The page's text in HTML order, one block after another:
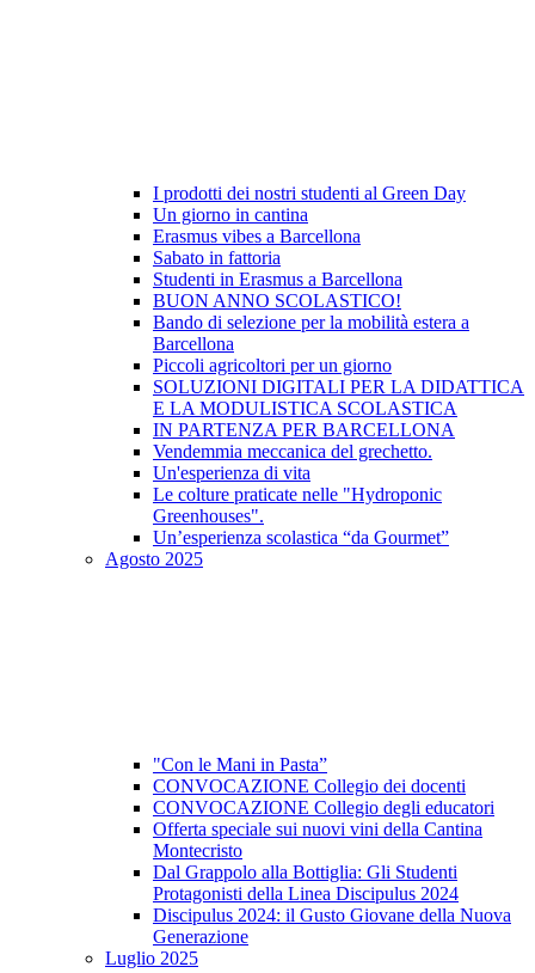
I prodotti dei nostri studenti al Green Day
Un giorno in cantina
Erasmus vibes a Barcellona
Sabato in fattoria
Studenti in Erasmus a Barcellona
BUON ANNO SCOLASTICO!
Bando di selezione per la mobilità estera a
Barcellona
Piccoli agricoltori per un giorno
SOLUZIONI DIGITALI PER LA DIDATTICA
E LA MODULISTICA SCOLASTICA
IN PARTENZA PER BARCELLONA
Vendemmia meccanica del grechetto.
Un'esperienza di vita
Le colture praticate nelle "Hydroponic
Greenhouses".
Un’esperienza scolastica “da Gourmet”
Agosto 2025
"Con le Mani in Pasta”
CONVOCAZIONE Collegio dei docenti
CONVOCAZIONE Collegio degli educatori
Offerta speciale sui nuovi vini della Cantina
Montecristo
Dal Grappolo alla Bottiglia: Gli Studenti
Protagonisti della Linea Discipulus 2024
Discipulus 2024: il Gusto Giovane della Nuova
Generazione
Luglio 2025